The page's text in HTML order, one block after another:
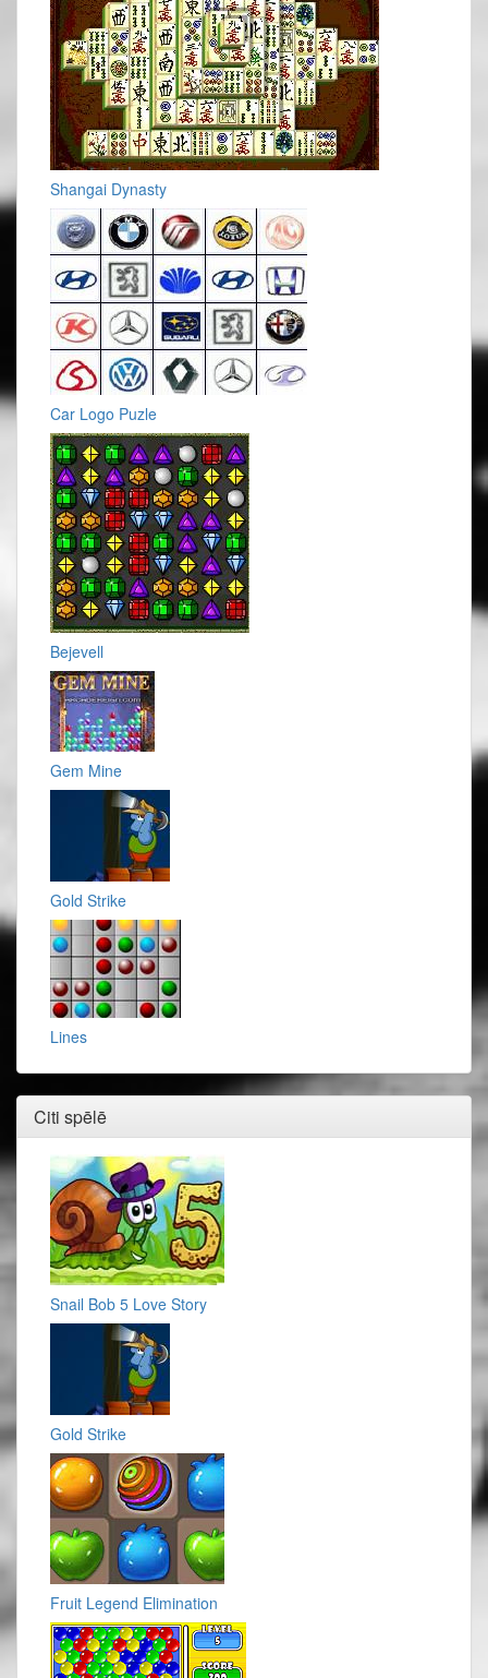
Shangai Dynasty
Car Logo Puzle
Bejevell
Gem Mine
Gold Strike
Lines
Citi spēlē
Snail Bob 5 Love Story
Gold Strike
Fruit Legend Elimination